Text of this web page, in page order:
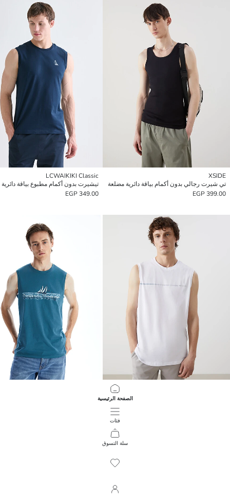
الصفحة الرئيسية
فئات
سلة التسوق
XSIDE
تي شيرت رجالي بدون أكمام بياقة دائرية مضلعة
399.00 EGP
LCWAIKIKI Classic
تيشيرت بدون أكمام مطبوع بياقة
349.00 EGP
تيشيرت بدون أكمام مطبوع بياقة دائرية للرجال
تيشيرت بدون أكمام مطبوع بياقة